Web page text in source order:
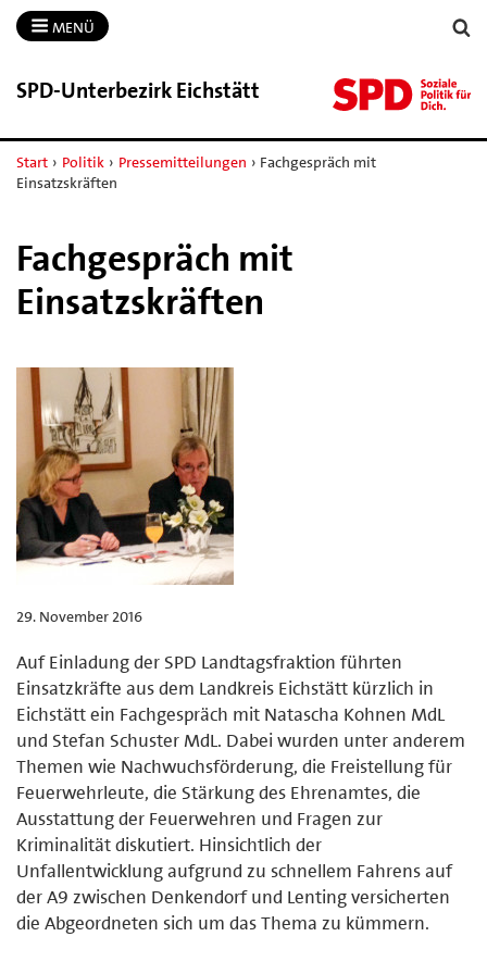
MENÜ
SPD-​Unterbezirk Eichstätt
Start › Politik › Pressemitteilungen › Fachgespräch mit
Einsatzskräften
Fachgespräch mit
Einsatzskräften
29. November 2016
Auf Einladung der SPD Landtagsfraktion führten
Einsatzkräfte aus dem Landkreis Eichstätt kürzlich in
Eichstätt ein Fachgespräch mit Natascha Kohnen MdL
und Stefan Schuster MdL. Dabei wurden unter anderem
Themen wie Nachwuchsförderung, die Freistellung für
Feuerwehrleute, die Stärkung des Ehrenamtes, die
Ausstattung der Feuerwehren und Fragen zur
Kriminalität diskutiert. Hinsichtlich der
Unfallentwicklung aufgrund zu schnellem Fahrens auf
der A9 zwischen Denkendorf und Lenting versicherten
die Abgeordneten sich um das Thema zu kümmern.